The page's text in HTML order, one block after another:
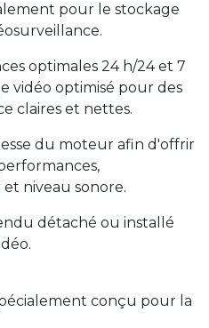
pour le stockage
optimales 24 h/24 et 7
vidéo optimisé pour des
claires et nettes.
du moteur afin d'offrir
niveau sonore.
détaché ou installé
conçu pour la